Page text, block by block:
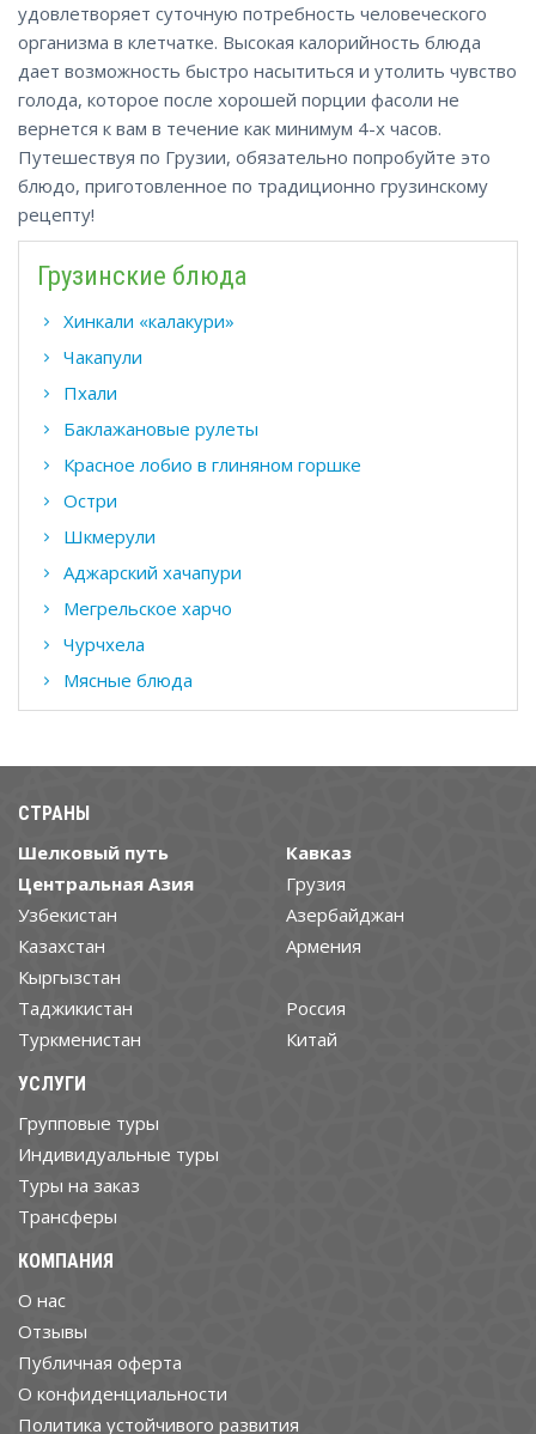
удовлетворяет суточную потребность человеческого
организма в клетчатке. Высокая калорийность блюда
дает возможность быстро насытиться и утолить чувство
голода, которое после хорошей порции фасоли не
вернется к вам в течение как минимум 4-х часов.
Путешествуя по Грузии, обязательно попробуйте это
блюдо, приготовленное по традиционно грузинскому
рецепту!
Грузинские блюда
Хинкали «калакури»
Чакапули
Пхали
Баклажановые рулеты
Красное лобио в глиняном горшке
Остри
Шкмерули
Аджарский хачапури
Мегрельское харчо
Чурчхела
Мясные блюда
СТРАНЫ
Шелковый путь
Центральная Азия
Узбекистан
Казахстан
Кыргызстан
Таджикистан
Туркменистан
Кавказ
Грузия
Азербайджан
Армения
Россия
Китай
УСЛУГИ
Групповые туры
Индивидуальные туры
Туры на заказ
Трансферы
КОМПАНИЯ
О нас
Отзывы
Публичная оферта
О конфиденциальности
Политика устойчивого развития